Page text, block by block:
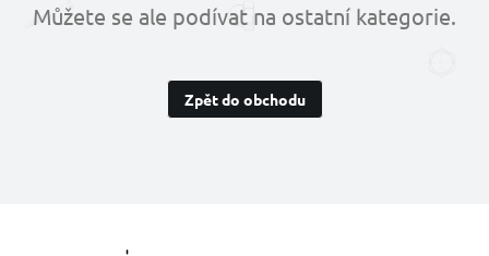
Můžete se ale podívat na ostatní kategorie.
Zpět do obchodu